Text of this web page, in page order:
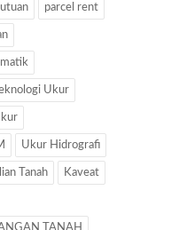
parcel rent
Ukur
Ukur Hidrografi
Tanah Kaveat
TANAH